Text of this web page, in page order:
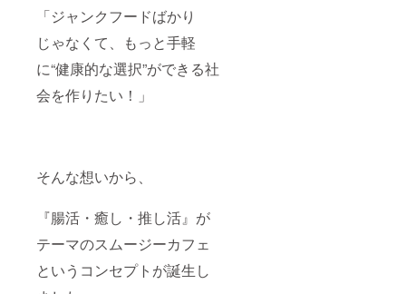
「ジャンクフードばかり
じゃなくて、もっと手軽
に“健康的な選択”ができる社
会を作りたい！」
そんな想いから、
『腸活・癒し・推し活』が
テーマのスムージーカフェ
というコンセプトが誕生し